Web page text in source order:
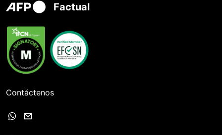
Factual
Contáctenos